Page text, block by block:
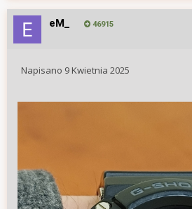
eM_ 46915
Napisano 9 Kwietnia 2025